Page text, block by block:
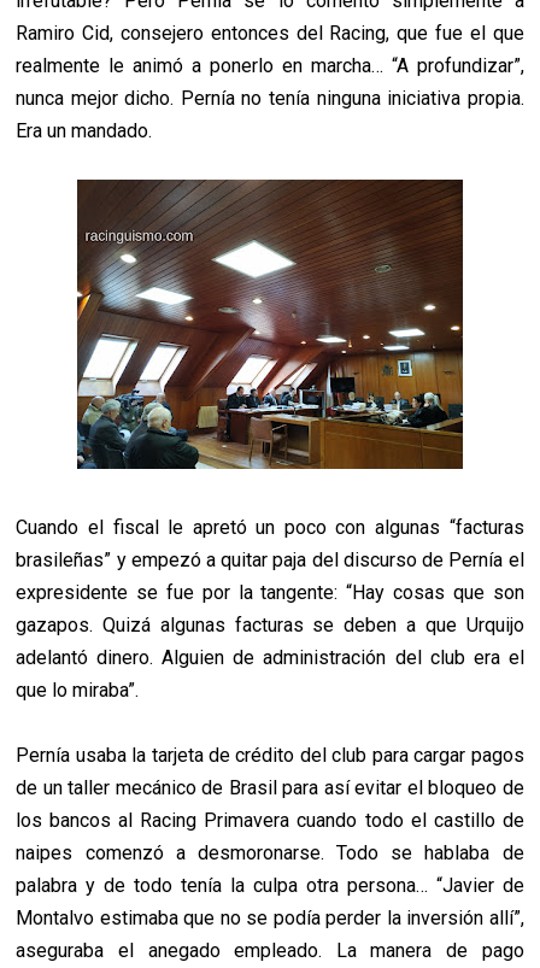
Ramiro Cid, consejero entonces del Racing, que fue el que
realmente le animó a ponerlo en marcha… “A profundizar”,
nunca mejor dicho. Pernía no tenía ninguna iniciativa propia.
Era un mandado.
Cuando el fiscal le apretó un poco con algunas “facturas
brasileñas” y empezó a quitar paja del discurso de Pernía el
expresidente se fue por la tangente: “Hay cosas que son
gazapos. Quizá algunas facturas se deben a que Urquijo
adelantó dinero. Alguien de administración del club era el
que lo miraba”.
Pernía usaba la tarjeta de crédito del club para cargar pagos
de un taller mecánico de Brasil para así evitar el bloqueo de
los bancos al Racing Primavera cuando todo el castillo de
naipes comenzó a desmoronarse. Todo se hablaba de
palabra y de todo tenía la culpa otra persona… “Javier de
Montalvo estimaba que no se podía perder la inversión allí”,
aseguraba el anegado empleado. La manera de pago